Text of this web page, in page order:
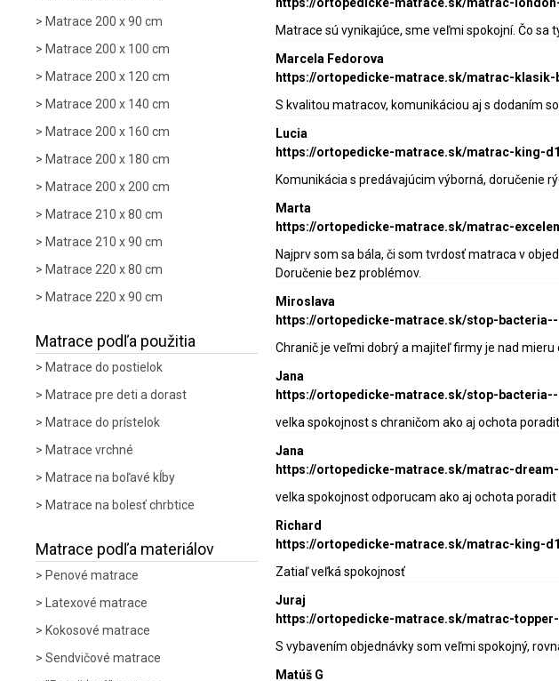
Matrace 200 x 90 cm
Matrace 200 x 100 cm
Matrace 200 x 120 cm
Matrace 200 x 140 cm
Matrace 200 x 160 cm
Matrace 200 x 180 cm
Matrace 200 x 200 cm
Matrace 210 x 80 cm
Matrace 210 x 90 cm
Matrace 220 x 80 cm
Matrace 220 x 90 cm
Matrace podľa použitia
Matrace do postielok
Matrace pre deti a dorast
Matrace do prístelok
Matrace vrchné
Matrace na boľavé kĺby
Matrace na bolesť chrbtice
Matrace podľa materiálov
Penové matrace
Latexové matrace
Kokosové matrace
Sendvičové matrace
Matrace sú vynikajúce, sme veľmi spokojní. Čo sa
Marcela Fedorova
https://ortopedicke-matrace.sk/matrac-klasik-
S kvalitou matracov, komunikáciou aj s dodaním
Lucia
https://ortopedicke-matrace.sk/matrac-king-
Komunikácia s predávajúcim výborná, doručenie
Marta
https://ortopedicke-matrace.sk/matrac-
Najprv som sa bála, či som tvrdosť matraca v
Doručenie bez problémov.
Miroslava
https://ortopedicke-matrace.sk/stop-
Chranič je veľmi dobrý a majiteľ firmy je nad
Jana
https://ortopedicke-matrace.sk/stop-
velka spokojnost s chraničom ako aj ochota
Jana
https://ortopedicke-matrace.sk/matrac-
velka spokojnost odporucam ako aj ochota
Richard
https://ortopedicke-matrace.sk/matrac-king-
Zatiaľ veľká spokojnosť
Juraj
https://ortopedicke-matrace.sk/matrac-
S vybavením objednávky som veľmi spokojný,
Matúš G